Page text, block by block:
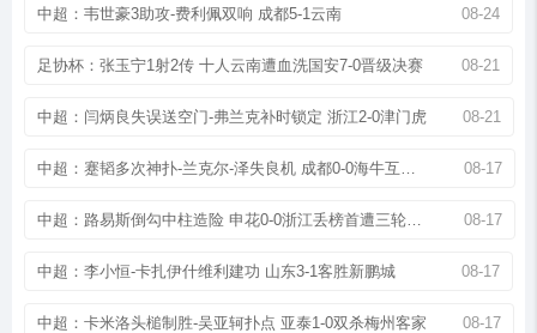
中超：韦世豪3助攻-费利佩双响 成都5-1云南 08-24
足协杯：张玉宁1射2传 十人云南遭血洗国安7-0晋级决赛 08-21
中超：闫炳良失误送空门-弗兰克补时锁定 浙江2-0津门虎 08-21
中超：蹇韬多次神扑-兰克尔-泽失良机 成都0-0海牛互交白卷 08-17
中超：路易斯倒勾中柱造险 申花0-0浙江丢榜首遭三轮不胜 08-17
中超：李小恒-卡扎伊什维利建功 山东3-1客胜新鹏城 08-17
中超：卡米洛头槌制胜-吴亚轲扑点 亚泰1-0双杀梅州客家 08-17